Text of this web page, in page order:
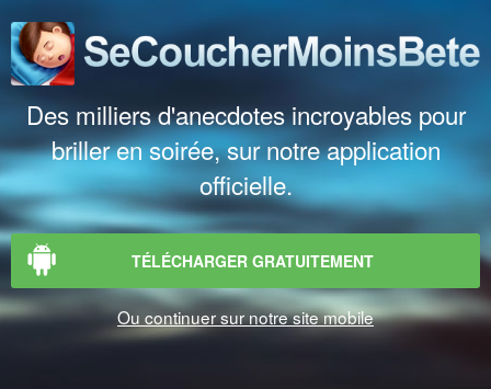
Des milliers d'anecdotes incroyables pour
briller en soirée, sur notre application
officielle.
TÉLÉCHARGER GRATUITEMENT
Ou continuer sur notre site mobile